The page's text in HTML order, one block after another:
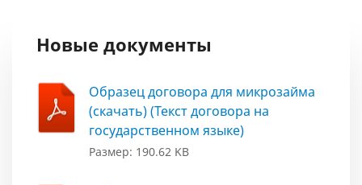
Новые документы
Образец договора для микрозайма
(скачать) (Текст договора на
государственном языке)
Размер: 190.62 KB